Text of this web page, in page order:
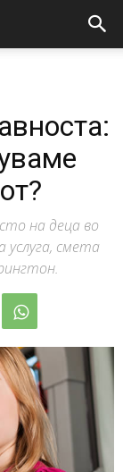
на деца во
смета